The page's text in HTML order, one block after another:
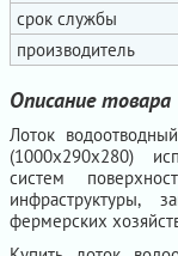
срок службы
производитель
Описание товара
Лоток
(1000x290x280)
систем
инфраструктуры,
фермерских